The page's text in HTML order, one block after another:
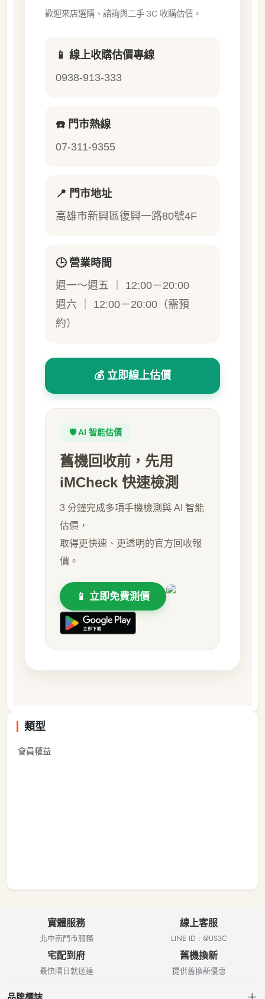
歡迎來店選購、諮詢與二手 3C 收購估價。
📱 線上收購估價專線
0938-913-333
☎️ 門市熱線
07-311-9355
📍 門市地址
高雄市新興區復興一路80號4F
🕒 營業時間
週一～週五 ｜ 12:00－20:00
週六 ｜ 12:00－20:00（需預
約）
💰 立即線上估價
🛡️ AI 智能估價
舊機回收前，先用
iMCheck 快速檢測
3 分鐘完成多項手機檢測與 AI 智能
估價，
取得更快速、更透明的官方回收報
價。
📱 立即免費測價
類型
會員權益
實體服務
北中南門市服務
線上客服
LINE ID : @US3C
宅配到府
最快隔日就送達
舊機換新
提供舊換新優惠